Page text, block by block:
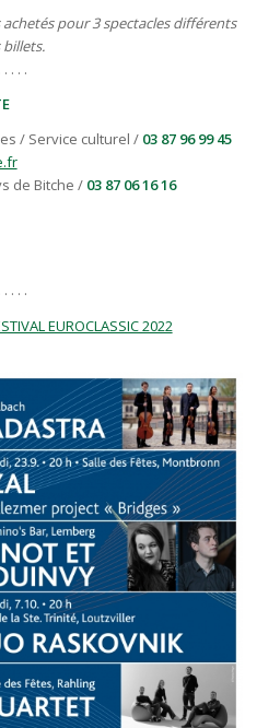
achetés pour 3 spectacles différents
billets.
. . . .
/ Service culturel / 03 87 96 99 45
de Bitche / 03 87 06 16 16
. . . .
EUROCLASSIC 2022